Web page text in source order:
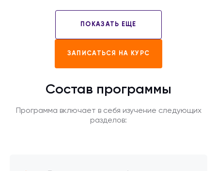
ПОКАЗАТЬ ЕЩЕ
ЗАПИСАТЬСЯ НА КУРС
Состав программы
Программа включает в себя изучение следующих
разделов: